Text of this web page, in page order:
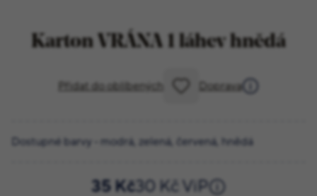
Karton VRÁNA 1 láhev hnědá
Přidat do oblíbených Doprava
Dostupné barvy - modrá, zelená, červená, hnědá
35 Kč 30 Kč ViP